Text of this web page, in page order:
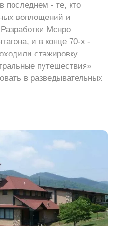
последнем - те, кто
воплощений и
Монро
и в конце 70-х -
стажировку
путешествия»
в разведывательных